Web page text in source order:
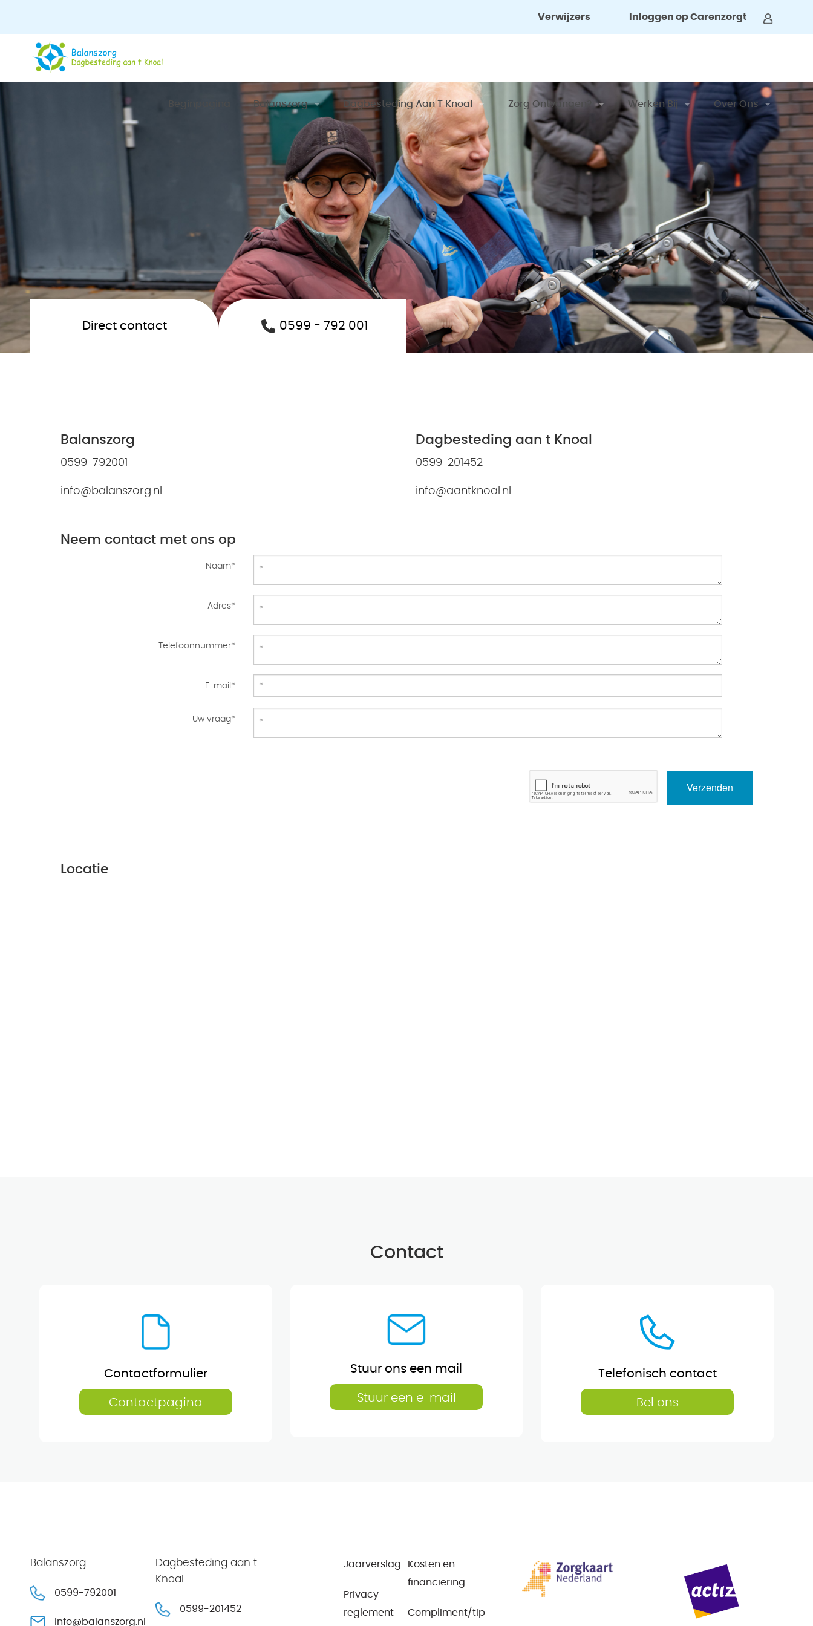
Verwijzers Inloggen op Carenzorgt
Beginpagina Balanszorg
Team Balanszorg
Binnen Kijken Bij Balanszorg
Dagbesteding Aan T Knoal
Team Dagbesteding
Binnenkijken Bij Dagbesteding Aan T Knoal
Zorg Ontvangen?
Complimenten, Tip Of Klacht
Algemene Voorwaarden
Zorgkaart Nederland
Contact Formulier
Ervaringen Van Cliënten
Kosten En Financiering
Werken Bij
Vacatures
Vrijwilliger Worden
Stage En BBL
Ervaringen Van Medewerkers
Over Ons
Clientenraad
Nieuwsbrieven
Privacy Reglement
Coördinatieteam
Direct contact 0599 - 792 001
Balanszorg
0599-792001
info@balanszorg.nl
Dagbesteding aan t Knoal
0599-201452
info@aantknoal.nl
Neem contact met ons op
Naam*
Adres*
Telefoonnummer*
E-mail*
Uw vraag*
Verzenden
Locatie
Contact
Contactformulier
Contactpagina
Stuur ons een mail
Stuur een e-mail
Telefonisch contact
Bel ons
Balanszorg
0599-792001
info@balanszorg.nl
Dagbesteding aan t
Knoal
0599-201452
Jaarverslag
Privacy
reglement
Kosten en
financiering
Compliment/tip